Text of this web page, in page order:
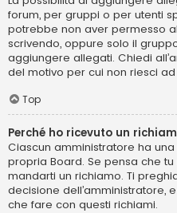
forum, per gruppi o per utenti
potrebbe non aver permesso
scrivendo, oppure solo il
aggiungere allegati. Chiedi
del motivo per cui non riesci
Top
Perché ho ricevuto un
Ciascun amministratore ha
propria Board. Se pensa che
mandarti un richiamo. Ti
decisione dell’amministratore,
che fare con questi richiami.